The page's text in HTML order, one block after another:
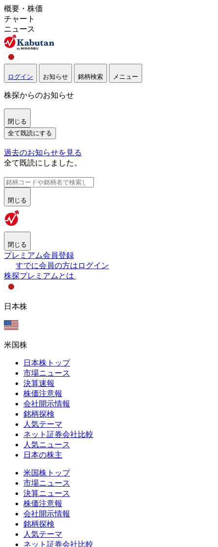
概要・株価
チャート
ニュース
ログイン お知らせ 銘柄検索 メニュー
株探からのお知らせ
閉じる
全て既読にする
過去のお知らせを見る
全て既読にしました。
閉じる
閉じる
プレミアム会員登録
すでに会員の方はログイン
株探プレミアムとは
日本株
米国株
日本株トップ
市場ニュース
決算速報
株価注意報
会社開示情報
銘柄探検
人気テーマ
ネット証券会社比較
人気ニュース
日本の株主
米国株トップ
市場ニュース
決算ニュース
株価注意報
会社開示情報
銘柄探検
人気テーマ
ネット証券会社比較